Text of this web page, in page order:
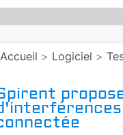
Accueil > Logiciel >